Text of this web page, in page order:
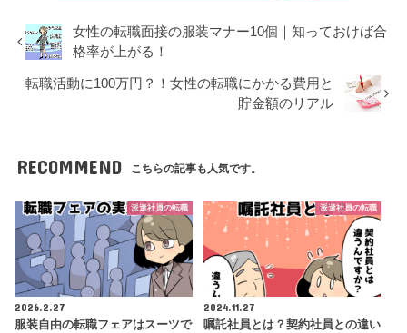
女性の転職面接の服装マナー10個｜知っておけば合
格率が上がる！
転職活動に100万円？！女性の転職にかかる費用と
貯金額のリアル
RECOMMEND こちらの記事も人気です。
派遣社員の転職
2026.2.27
服装自由の転職フェアはスーツで
派遣社員の転職
2024.11.27
嘱託社員とは？契約社員との違い